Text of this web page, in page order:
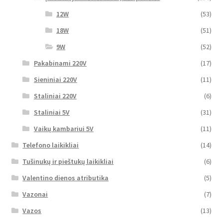
12W
(53)
18W
(51)
9W
(52)
Pakabinami 220V
(17)
Sieniniai 220V
(11)
Staliniai 220V
(6)
Staliniai 5V
(31)
Vaikų kambariui 5V
(11)
Telefono laikikliai
(14)
Tušinukų ir pieštukų laikikliai
(6)
Valentino dienos atributika
(5)
Vazonai
(7)
Vazos
(13)